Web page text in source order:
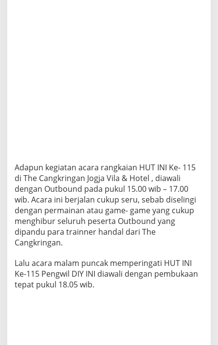
Adapun kegiatan acara rangkaian HUT INI Ke- 115
di The Cangkringan Jogja Vila & Hotel , diawali
dengan Outbound pada pukul 15.00 wib – 17.00
wib. Acara ini berjalan cukup seru, sebab diselingi
dengan permainan atau game- game yang cukup
menghibur seluruh peserta Outbound yang
dipandu para trainner handal dari The
Cangkringan.
Lalu acara malam puncak memperingati HUT INI
Ke-115 Pengwil DIY INI diawali dengan pembukaan
tepat pukul 18.05 wib.